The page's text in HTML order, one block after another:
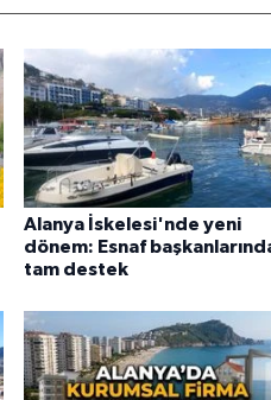
Alanya İskelesi'nde yeni
dönem: Esnaf
tam destek